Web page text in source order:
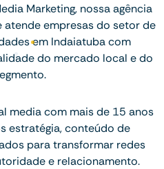
Marketing, nossa agência
empresas do setor de
em Indaiatuba com
do mercado local e do
media com mais de 15 anos
estratégia, conteúdo de
para transformar redes
e relacionamento.